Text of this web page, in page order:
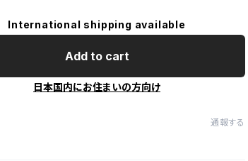
International shipping available
Add to cart
日本国内にお住まいの方向け
通報する